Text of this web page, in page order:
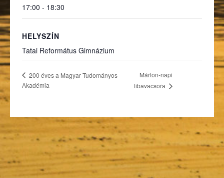
17:00 - 18:30
HELYSZÍN
Tatai Református Gimnázium
200 éves a Magyar Tudományos
Akadémia
Márton-napi
libavacsora